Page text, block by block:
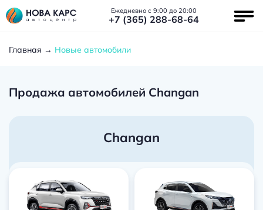
Ежедневно с 9:00 до 20:00
+7 (365) 288-68-64
Главная Новые автомобили
Продажа автомобилей Changan
Changan